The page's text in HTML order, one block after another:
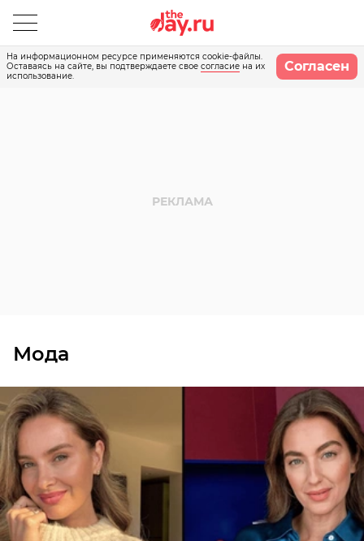
На информационном ресурсе применяются cookie-файлы.
Оставаясь на сайте, вы подтверждаете свое согласие на их
использование.
Согласен
Мода